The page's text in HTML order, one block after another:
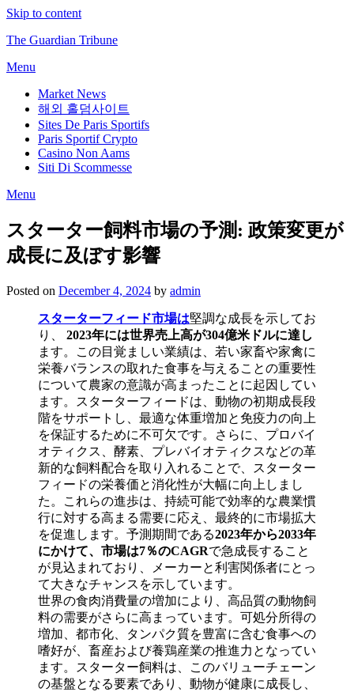
Skip to content
The Guardian Tribune
Menu
Market News
해외 홀덤사이트
Sites De Paris Sportifs
Paris Sportif Crypto
Casino Non Aams
Siti Di Scommesse
Menu
スターター飼料市場の予測: 政策変更が
成長に及ぼす影響
Posted on December 4, 2024 by admin
スターターフィード市場は堅調な成長を示してお
り、 2023年には世界売上高が304億米ドルに達し
ます。この目覚ましい業績は、若い家畜や家禽に
栄養バランスの取れた食事を与えることの重要性
について農家の意識が高まったことに起因してい
ます。スターターフィードは、動物の初期成長段
階をサポートし、最適な体重増加と免疫力の向上
を保証するために不可欠です。さらに、プロバイ
オティクス、酵素、プレバイオティクスなどの革
新的な飼料配合を取り入れることで、スターター
フィードの栄養価と消化性が大幅に向上しまし
た。これらの進歩は、持続可能で効率的な農業慣
行に対する高まる需要に応え、最終的に市場拡大
を促進します。予測期間である2023年から2033年
にかけて、市場は7％のCAGRで急成長すること
が見込まれており、メーカーと利害関係者にとっ
て大きなチャンスを示しています。
世界の食肉消費量の増加により、高品質の動物飼
料の需要がさらに高まっています。可処分所得の
増加、都市化、タンパク質を豊富に含む食事への
嗜好が、畜産および養鶏産業の推進力となってい
ます。スターター飼料は、このバリューチェーン
の基盤となる要素であり、動物が健康に成長し、